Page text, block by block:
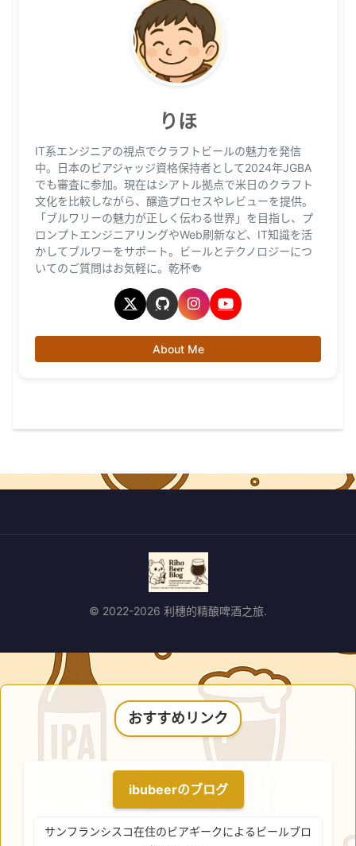
りほ
IT系エンジニアの視点でクラフトビールの魅力を発信
中。日本のビアジャッジ資格保持者として2024年JGBA
でも審査に参加。現在はシアトル拠点で米日のクラフト
文化を比較しながら、醸造プロセスやレビューを提供。
「ブルワリーの魅力が正しく伝わる世界」を目指し、プ
ロンプトエンジニアリングやWeb刷新など、IT知識を活
かしてブルワーをサポート。ビールとテクノロジーにつ
いてのご質問はお気軽に。乾杯🍻
About Me
© 2022-2026 利穗的精酿啤酒之旅.
おすすめリンク
ibubeerのブログ
サンフランシスコ在住のビアギークによるビールブロ